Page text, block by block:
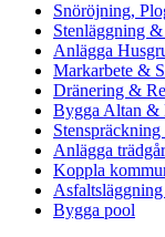
Snöröjning,
Stenläggning
Anlägga
Markarbete &
Dränering &
Bygga Altan &
Anlägga
Koppla
Bygga pool